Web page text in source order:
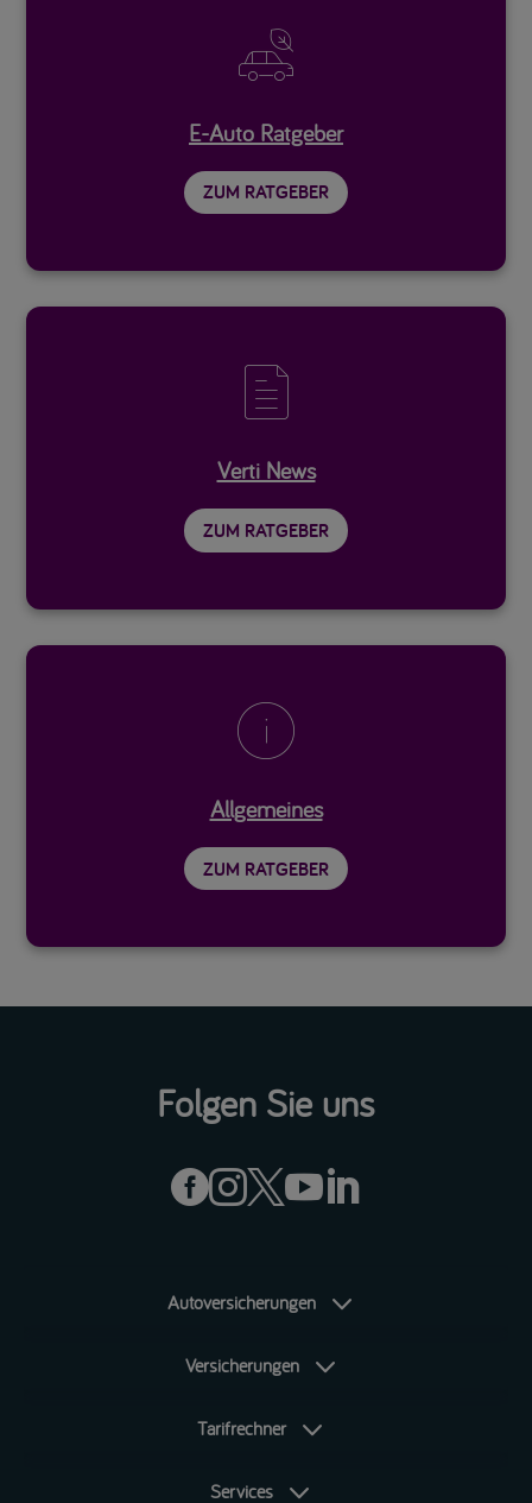

E-Auto Ratgeber
ZUM RATGEBER

Verti News
ZUM RATGEBER

Allgemeines
ZUM RATGEBER
Folgen Sie uns

Autoversicherungen
Versicherungen
Tarifrechner
Services